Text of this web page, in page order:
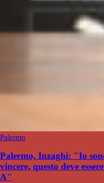
Palermo
Palermo, Inzaghi: "Io
vincere, questo deve
A"